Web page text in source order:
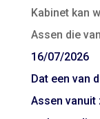
Kabinet kan
Assen die
16/07/2026
Dat een van
Assen vanuit